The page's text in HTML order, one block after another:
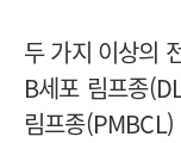
두 가지 이상의
B세포 림프종
림프종